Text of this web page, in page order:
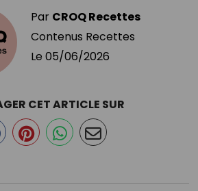
Par CROQ Recettes
Contenus Recettes
Le 05/06/2026
CET ARTICLE SUR